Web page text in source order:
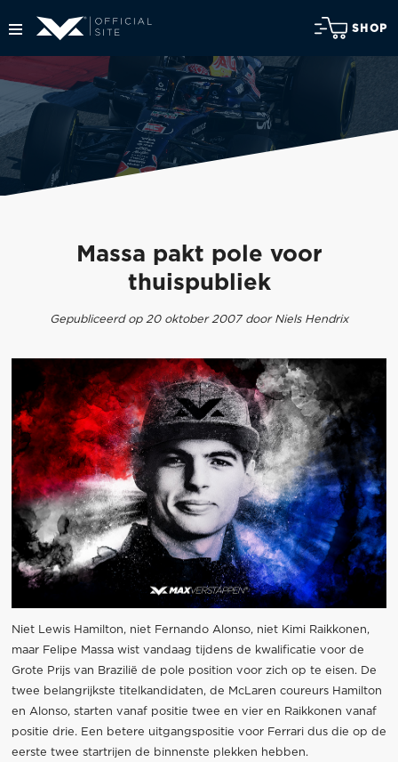
SHOP
Massa pakt pole voor
thuispubliek
Gepubliceerd op 20 oktober 2007 door Niels Hendrix
Niet Lewis Hamilton, niet Fernando Alonso, niet Kimi Raikkonen,
maar Felipe Massa wist vandaag tijdens de kwalificatie voor de
Grote Prijs van Brazilië de pole position voor zich op te eisen. De
twee belangrijkste titelkandidaten, de McLaren coureurs Hamilton
en Alonso, starten vanaf positie twee en vier en Raikkonen vanaf
positie drie. Een betere uitgangspositie voor Ferrari dus die op de
eerste twee startrijen de binnenste plekken hebben.